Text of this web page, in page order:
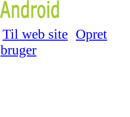
Til web site Opret
bruger